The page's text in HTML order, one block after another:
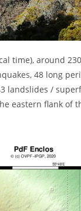
time), around
48 long
/
eastern flank of